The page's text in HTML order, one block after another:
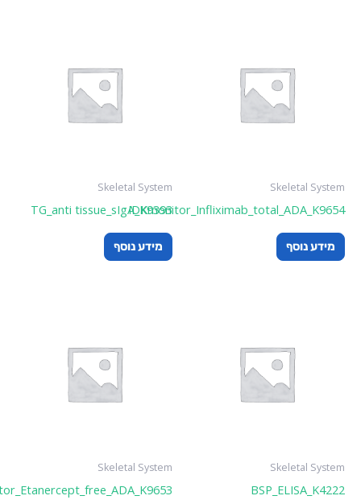
Skeletal System
TG_anti tissue_sIgA_K9393
Skeletal System
IDKmonitor_Etanercept_free_ADA_K9653